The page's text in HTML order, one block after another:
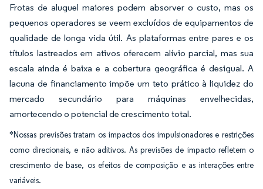
Frotas de aluguel maiores podem absorver o custo, mas os
pequenos operadores se veem excluídos de equipamentos de
qualidade de longa vida útil. As plataformas entre pares e os
títulos lastreados em ativos oferecem alívio parcial, mas sua
escala ainda é baixa e a cobertura geográfica é desigual. A
lacuna de financiamento impõe um teto prático à liquidez do
mercado secundário para máquinas envelhecidas,
amortecendo o potencial de crescimento total.
*Nossas previsões tratam os impactos dos impulsionadores e restrições
como direcionais, e não aditivos. As previsões de impacto refletem o
crescimento de base, os efeitos de composição e as interações entre
variáveis.